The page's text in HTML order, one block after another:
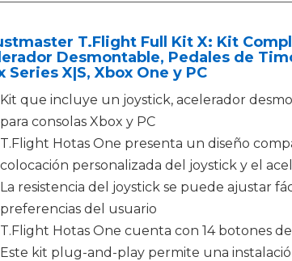
T.Flight Full Kit X: Kit
Desmontable, Pedales de
Series X|S, Xbox One y PC
Kit que incluye un joystick, acelerador
para consolas Xbox y PC
T.Flight Hotas One presenta un diseño
colocación personalizada del joystick y el
La resistencia del joystick se puede ajustar
preferencias del usuario
T.Flight Hotas One cuenta con 14 botones
Este kit plug-and-play permite una